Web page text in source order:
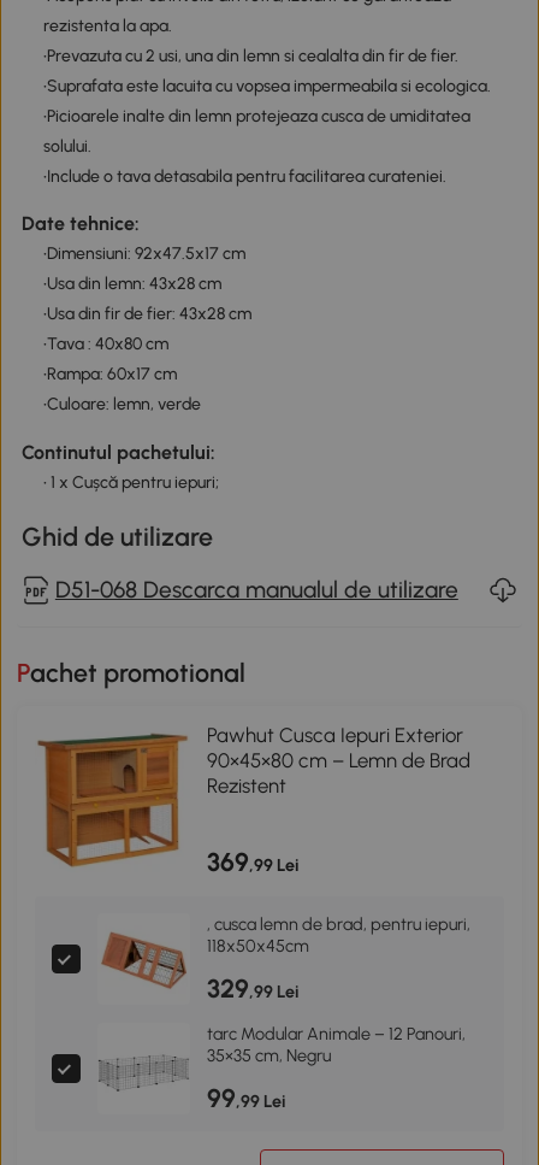
rezistenta la apa.
•Prevazuta cu 2 usi, una din lemn si cealalta din fir de fier.
•Suprafata este lacuita cu vopsea impermeabila si ecologica.
•Picioarele inalte din lemn protejeaza cusca de umiditatea
solului.
•Include o tava detasabila pentru facilitarea curateniei.
Date tehnice:
•Dimensiuni: 92x47.5x17 cm
•Usa din lemn: 43x28 cm
•Usa din fir de fier: 43x28 cm
•Tava : 40x80 cm
•Rampa: 60x17 cm
•Culoare: lemn, verde
Continutul pachetului:
• 1 x Cușcă pentru iepuri;
Ghid de utilizare
D51-068 Descarca manualul de utilizare
Pachet promotional
Pawhut Cusca Iepuri Exterior
90×45×80 cm – Lemn de Brad
Rezistent
369,99 Lei
, cusca lemn de brad, pentru iepuri,
118x50x45cm
329,99 Lei
tarc Modular Animale – 12 Panouri,
35×35 cm, Negru
99,99 Lei